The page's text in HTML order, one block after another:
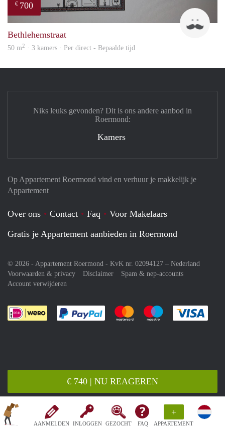
AANMELDEN INLOGGEN GEZOCHT FAQ
+
APPARTEMENT
€ 740 | NU REAGEREN
€ 700
Bethlehemstraat
50 m2 · 3 kamers · Per direct - Bepaalde tijd
Op Appartement Roermond vind en verhuur je makkelijk je
Appartement
Over ons Contact Faq
Voor Makelaars
Gratis je Appartement aanbieden in Roermond
© 2026 - Appartement Roermond - KvK nr. 02094127 – Nederland
Voorwaarden & privacy
Disclaimer
Spam & nep-accounts
Account verwijderen
Je rekent gemakkelijk af met Paypal
Je rekent gemakkelijk af met
Je rekent
Niks leuks gevonden? Dit is ons andere aanbod in
Roermond:
Kamers